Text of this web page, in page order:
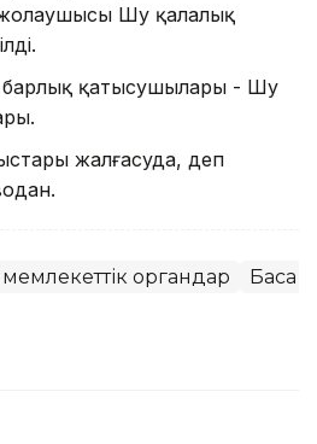
жолаушысы Шу қалалық
барлық қатысушылары - Шу
жалғасуда, деп
мемлекеттік органдар Басқа